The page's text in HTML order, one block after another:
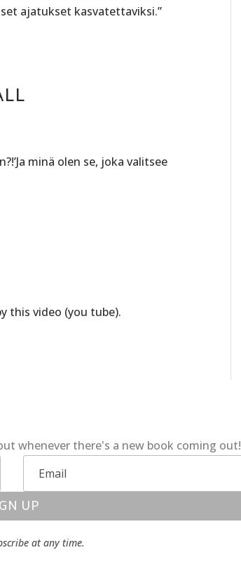
ajatukset kasvatettaviksi.”
minä olen se, joka valitsee
this video (you tube).
whenever there's a new book coming out!
UP
at any time.